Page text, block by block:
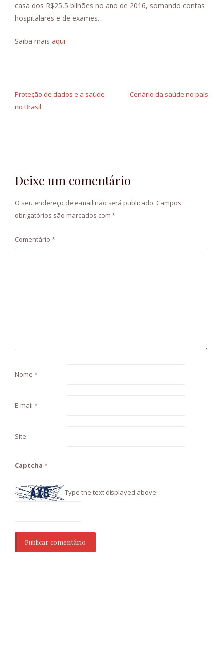
casa dos R$25,5 bilhões no ano de 2016, somando contas
hospitalares e de exames.
Saiba mais aqui
de
Post
Proteção de dados e a saúde
no Brasil
Cenário da saúde no país
Deixe um comentário
O seu endereço de e-mail não será publicado. Campos
obrigatórios são marcados com *
Comentário *
Nome *
E-mail *
Site
Captcha *
Type the text displayed above: